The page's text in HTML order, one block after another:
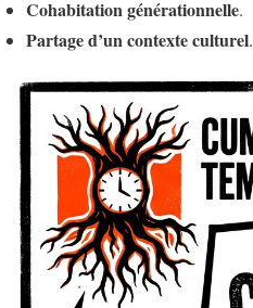
Cohabitation générationnelle.
Partage d’un contexte culturel.